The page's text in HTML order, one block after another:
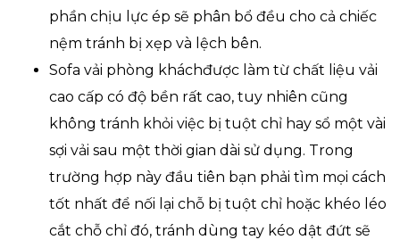
phần chịu lực ép sẽ phân bổ đều cho cả chiếc
nệm tránh bị xẹp và lệch bên.
Sofa vải phòng kháchđược làm từ chất liệu vải
cao cấp có độ bền rất cao, tuy nhiên cũng
không tránh khỏi việc bị tuột chỉ hay sổ một vài
sợi vải sau một thời gian dài sử dụng. Trong
trường hợp này đầu tiên bạn phải tìm mọi cách
tốt nhất để nối lại chỗ bị tuột chỉ hoặc khéo léo
cắt chỗ chỉ đó, tránh dùng tay kéo dật đứt sẽ